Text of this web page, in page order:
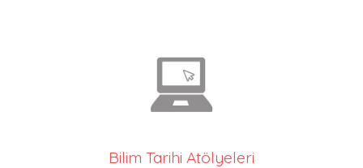
Bilim Tarihi Atölyeleri